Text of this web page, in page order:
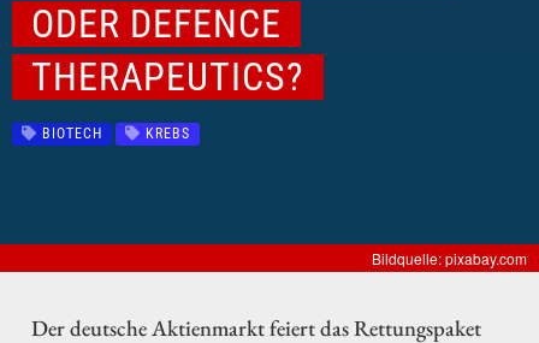
ODER DEFENCE
THERAPEUTICS?
BIOTECH KREBS
Bildquelle: pixabay.com
Der deutsche Aktienmarkt feiert das Rettungspaket